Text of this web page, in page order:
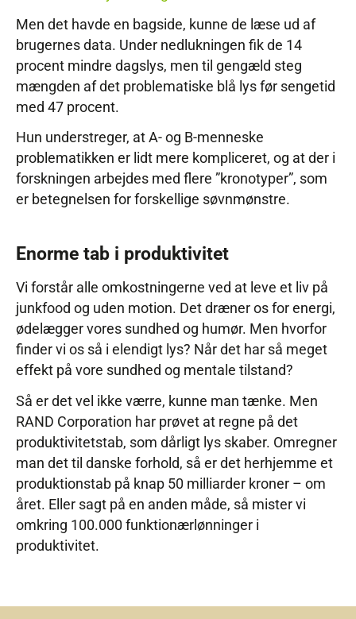
Men det havde en bagside, kunne de læse ud af
brugernes data. Under nedlukningen fik de 14
procent mindre dagslys, men til gengæld steg
mængden af det problematiske blå lys før sengetid
med 47 procent.
Hun understreger, at A- og B-menneske
problematikken er lidt mere kompliceret, og at der i
forskningen arbejdes med flere ”kronotyper”, som
er betegnelsen for forskellige søvnmønstre.
Enorme tab i produktivitet
Vi forstår alle omkostningerne ved at leve et liv på
junkfood og uden motion. Det dræner os for energi,
ødelægger vores sundhed og humør. Men hvorfor
finder vi os så i elendigt lys? Når det har så meget
effekt på vore sundhed og mentale tilstand?
Så er det vel ikke værre, kunne man tænke. Men
RAND Corporation har prøvet at regne på det
produktivitetstab, som dårligt lys skaber. Omregner
man det til danske forhold, så er det herhjemme et
produktionstab på knap 50 milliarder kroner – om
året. Eller sagt på en anden måde, så mister vi
omkring 100.000 funktionærlønninger i
produktivitet.